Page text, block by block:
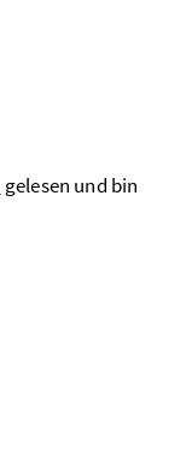
gelesen und bin